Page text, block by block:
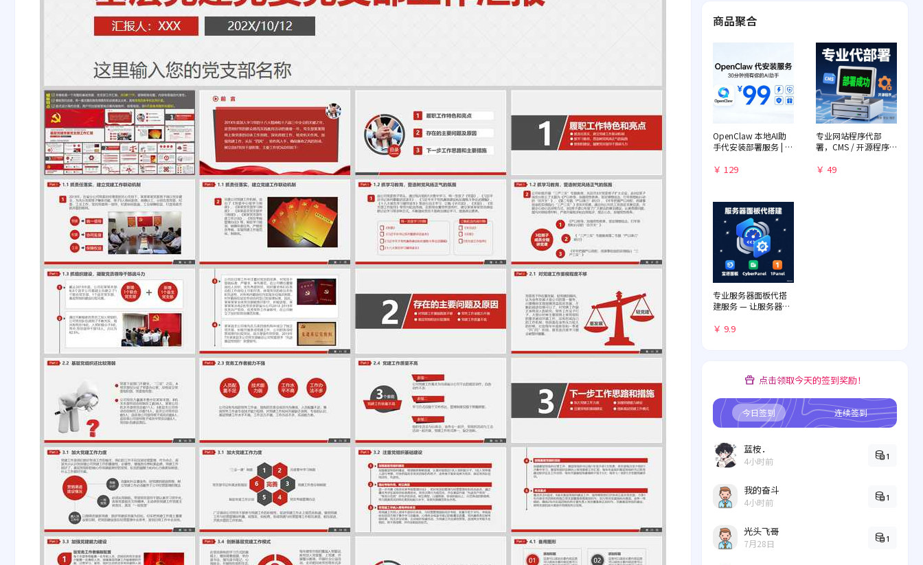
商品聚合
OpenClaw 本地AI助
手代安装部署服务 | 远
门教程
￥ 129
专业网站程序代部
署，CMS / 开源程序
￥ 49
专业服务器面板代搭
建服务 — 让服务器管
￥ 9.9
点击领取今天的签到奖励！
今日签到 连续签到
蓝桉．
4小时前 1
我的奋斗
4小时前 1
光头飞哥
7月28日 1